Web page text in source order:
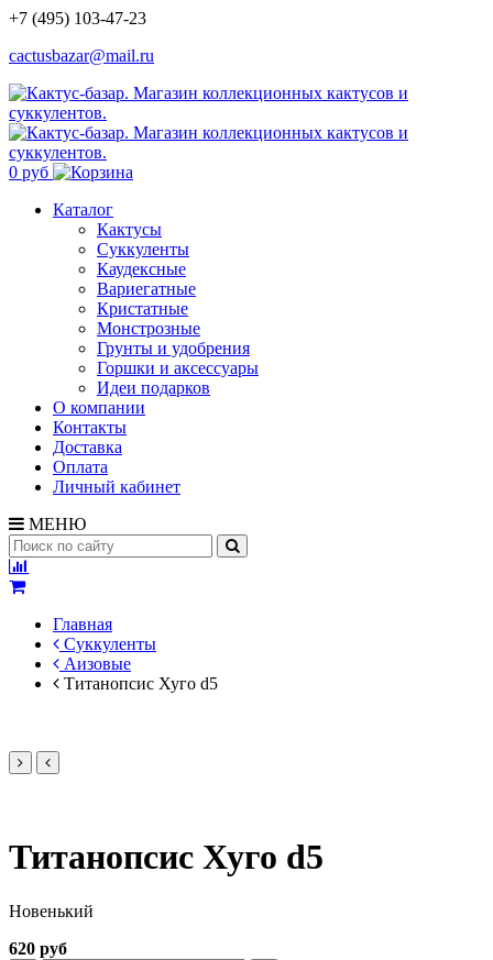
+7 (495) 103-47-23
cactusbazar@mail.ru
0 руб
Каталог
Кактусы
Суккуленты
Каудексные
Вариегатные
Кристатные
Монстрозные
Грунты и удобрения
Горшки и аксессуары
Идеи подарков
О компании
Контакты
Доставка
Оплата
Личный кабинет
МЕНЮ
Главная
Суккуленты
Аизовые
Титанопсис Хуго d5
Титанопсис Хуго d5
Новенький
620 руб